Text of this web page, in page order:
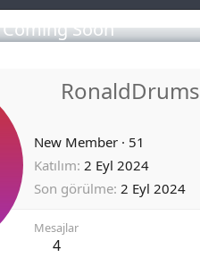
Soon
RonaldDrums
New Member · 51
Katılım 2 Eyl 2024
Son görülme 2 Eyl 2024
Mesajlar
4